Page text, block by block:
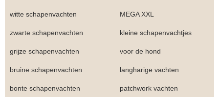
witte schapenvachten MEGA XXL
zwarte schapenvachten kleine schapenvachtjes
grijze schapenvachten voor de hond
bruine schapenvachten langharige vachten
bonte schapenvachten patchwork vachten